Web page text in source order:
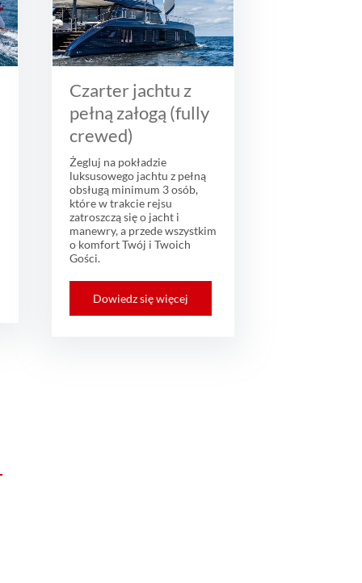
Czarter jachtu z
pełną załogą (fully
crewed)
Żegluj na pokładzie
luksusowego jachtu z pełną
obsługą minimum 3 osób,
które w trakcie rejsu
zatroszczą się o jacht i
manewry, a przede wszystkim
o komfort Twój i Twoich
Gości.
Dowiedz się więcej